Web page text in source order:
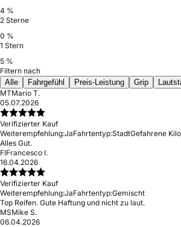
4 %
2 Sterne
0 %
1 Stern
5 %
Filtern nach
Alle
Fahrgefühl Preis-Leistung Grip
MTMario T.
05.07.2026
Verifizierter Kauf
Weiterempfehlung:JaFahrtentyp:StadtGefahrene
Alles Gut.
FIFrancesco I.
16.04.2026
Verifizierter Kauf
Weiterempfehlung:JaFahrtentyp:Gemischt
Top Reifen. Gute Haftung und nicht zu laut.
MSMike S.
06.04.2026